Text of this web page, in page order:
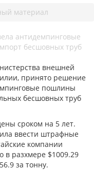
материал
внешней
принято решение
пошлины
бесшовных труб
сроком на 5 лет.
ввести штрафные
компании
в разхмере $1009.29
за тонну.